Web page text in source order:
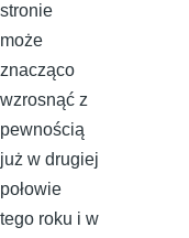
stronie
może
znacząco
wzrosnąć z
pewnością
już w drugiej
połowie
tego roku i w